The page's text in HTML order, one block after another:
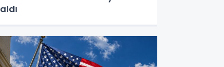
aldı